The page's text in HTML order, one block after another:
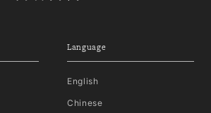
Language
English
Chinese